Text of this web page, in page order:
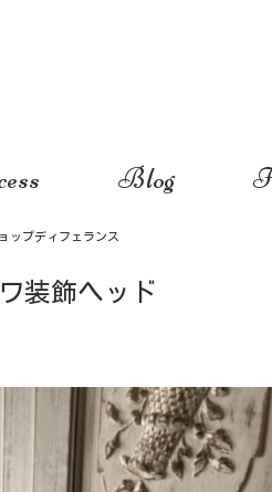
Blog
ップディフェランス
装飾ヘッド